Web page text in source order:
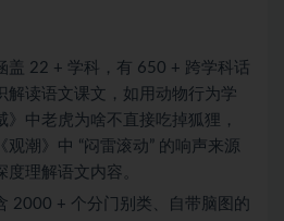
盖 22 + 学科，有 650 + 跨学科话
解读语文课文，如用动物行为学
》中老虎为啥不直接吃掉狐狸，
观潮》中 “闷雷滚动” 的响声来源
度理解语文内容。
2000 + 个分门别类、自带脑图的